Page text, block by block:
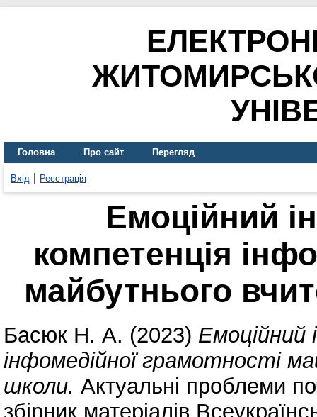
Головна Про сайт Перегляд
Вхід Реєстрація
Емоційний
компетенція
майбутнього
Басюк Н. А. (2023) Емоційний
інфомедійної грамотності
школи. Актуальні проблеми
збірник матеріалів